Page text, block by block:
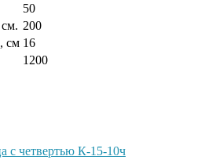
50
200
см 16
1200